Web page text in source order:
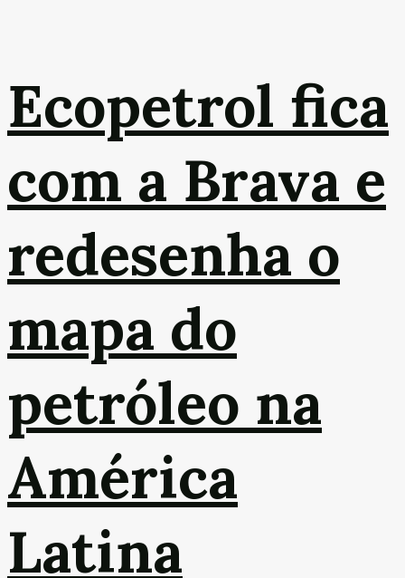
Ecopetrol fica
com a Brava e
redesenha o
mapa do
petróleo na
América
Latina